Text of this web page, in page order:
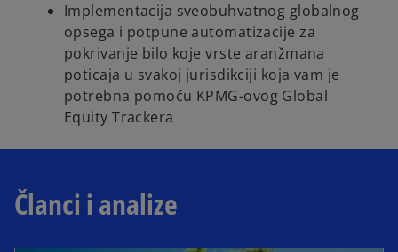
Implementacija sveobuhvatnog globalnog
opsega i potpune automatizacije za
pokrivanje bilo koje vrste aranžmana
poticaja u svakoj jurisdikciji koja vam je
potrebna pomoću KPMG-ovog Global
Equity Trackera
Članci i analize